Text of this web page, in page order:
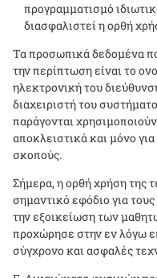
προγραμματισμό
διασφαλιστεί η ορθή
Τα προσωπικά δεδομένα
την περίπτωση είναι το
ηλεκτρονική του
διαχειριστή του
παράγονται
αποκλειστικά και μόνο
σκοπούς.
Σήμερα, η ορθή χρήση της
σημαντικό εφόδιο για
την εξοικείωση των
προχώρησε στην εν λόγω
σύγχρονο και ασφαλές